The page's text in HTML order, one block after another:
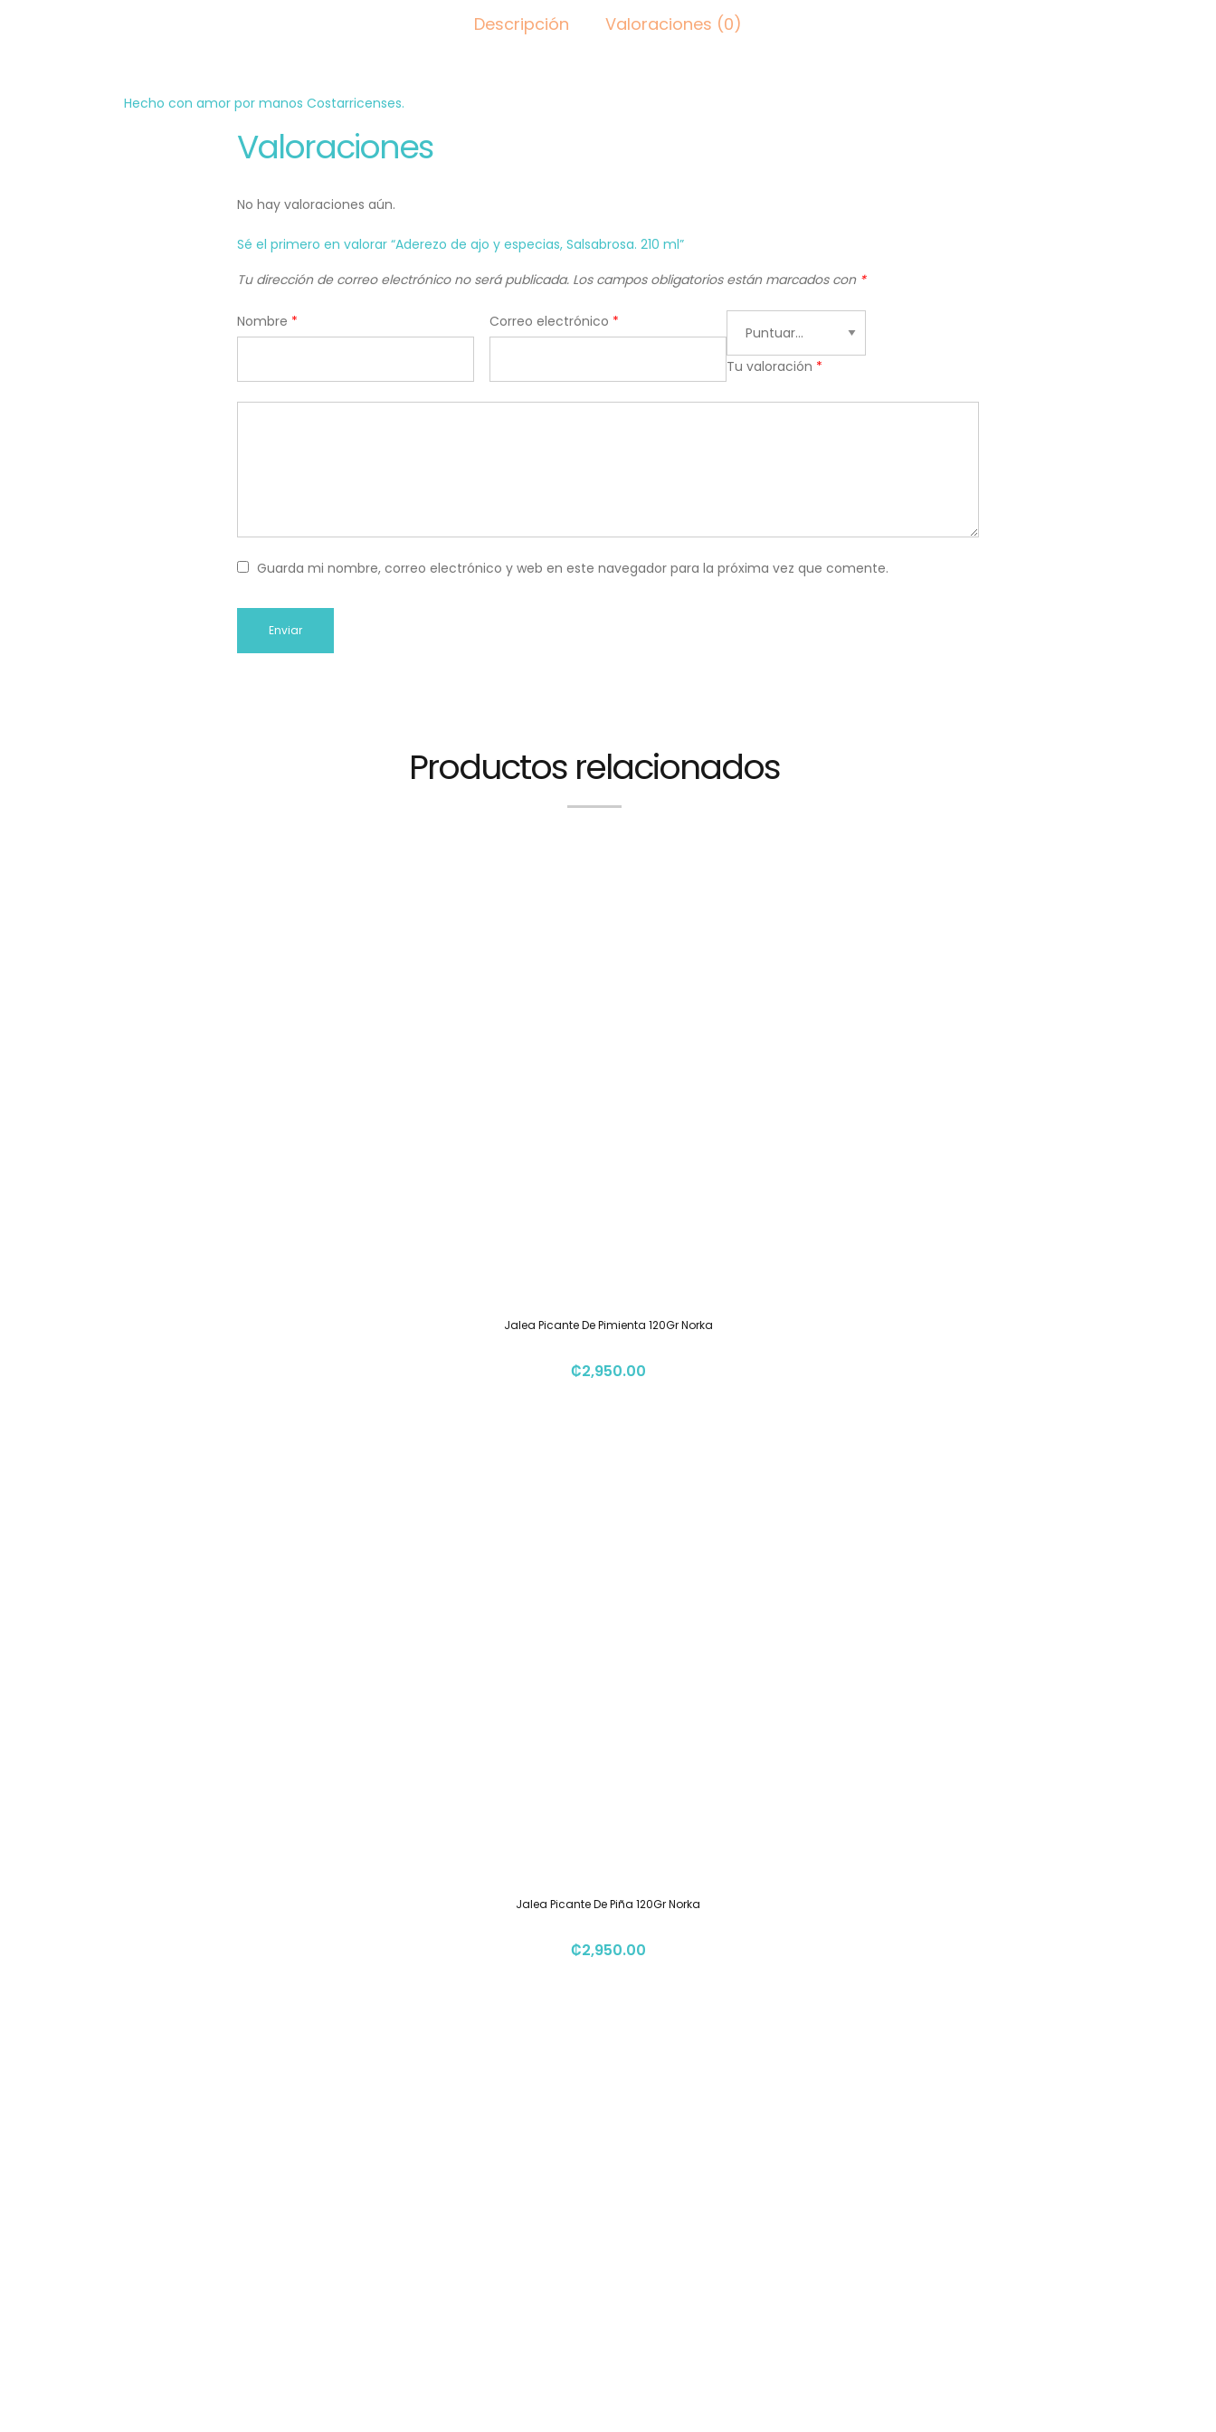
Descripción Valoraciones (0)
Hecho con amor por manos Costarricenses.
Valoraciones
No hay valoraciones aún.
Sé el primero en valorar “Aderezo de ajo y especias, Salsabrosa. 210 ml”
Tu dirección de correo electrónico no será publicada. Los campos obligatorios están marcados con *
Nombre * Correo electrónico *
Tu valoración *
Guarda mi nombre, correo electrónico y web en este navegador para la próxima vez que comente.
Productos relacionados
Jalea Picante De Pimienta 120Gr Norka
₡2,950.00
Jalea Picante De Piña 120Gr Norka
₡2,950.00